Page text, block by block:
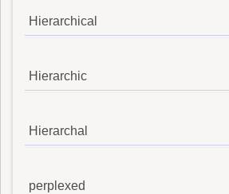
Hierarchical
Hierarchic
Hierarchal
perplexed